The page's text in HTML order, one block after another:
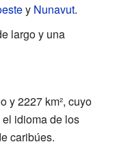
y Nunavut.
largo y una
y 2227 km², cuyo
idioma de los
caribúes.